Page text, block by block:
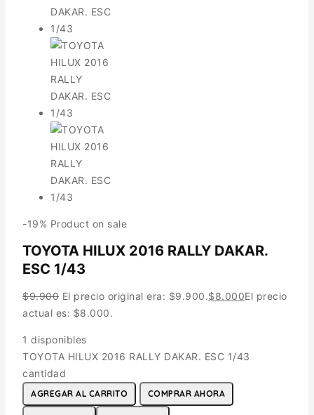
-19% Product on sale
TOYOTA HILUX 2016 RALLY DAKAR.
ESC 1/43
$9.900 El precio original era: $9.900.$8.000El precio
actual es: $8.000.
1 disponibles
TOYOTA HILUX 2016 RALLY DAKAR. ESC 1/43
cantidad
AGREGAR AL CARRITO COMPRAR AHORA